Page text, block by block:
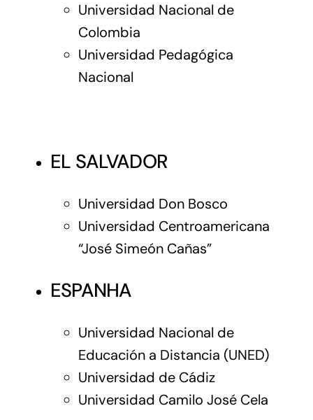
Universidad Nacional de
Colombia
Universidad Pedagógica
Nacional
EL SALVADOR
Universidad Don Bosco
Universidad Centroamericana
“José Simeón Cañas”
ESPANHA
Universidad Nacional de
Educación a Distancia (UNED)
Universidad de Cádiz
Universidad Camilo José Cela